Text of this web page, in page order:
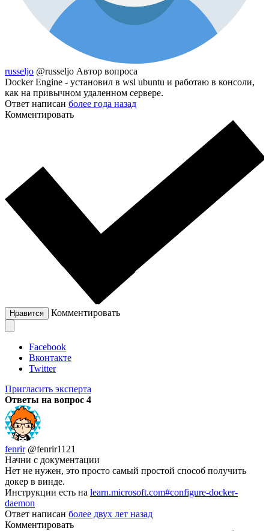
russeljo @russeljo Автор вопроса
Docker Engine - установил в wsl ubuntu и работаю в консоли,
как на привычном удаленном сервере.
Ответ написан более года назад
Комментировать
Нравится Комментировать
Facebook
Вконтакте
Twitter
Пригласить эксперта
Ответы на вопрос 4
fenrir @fenrir1121
Начни с документации
Нет не нужен, это просто самый простой способ получить
докер в винде.
Инструкции есть на learn.microsoft.com#configure-docker-
daemon
Ответ написан более двух лет назад
Комментировать